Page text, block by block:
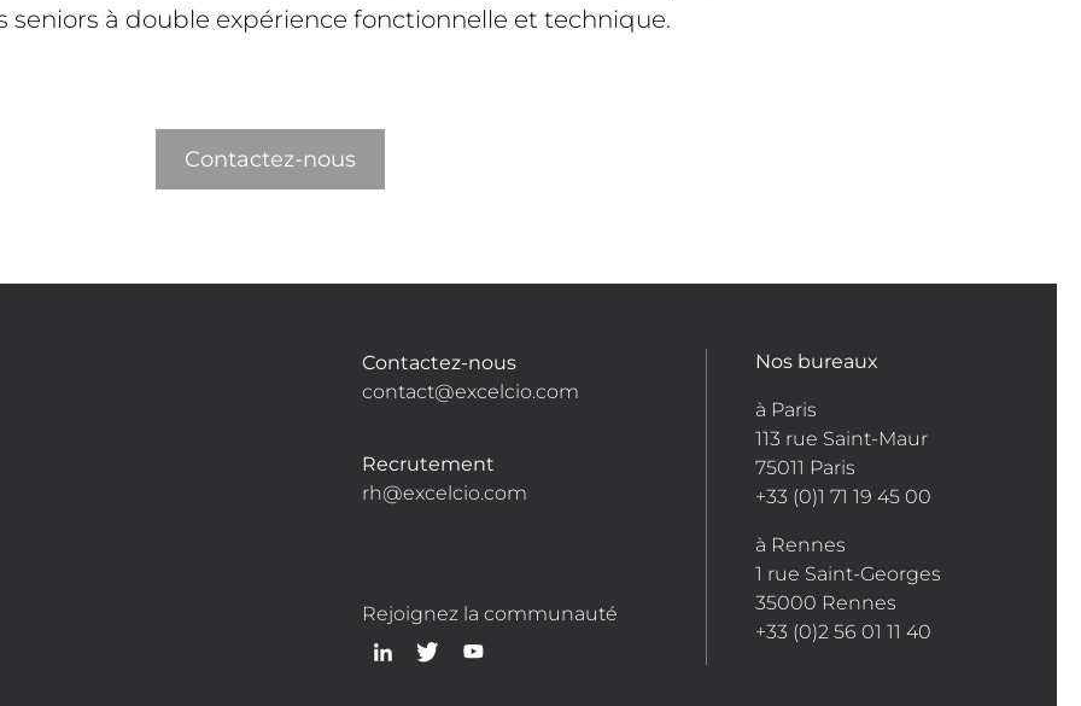
seniors à double expérience fonctionnelle et technique.
Contactez-nous
Contactez-nous
contact@excelcio.com
Recrutement
rh@excelcio.com
Rejoignez la communauté
Nos bureaux
à Paris
113 rue Saint-Maur
75011 Paris
+33 (0)1 71 19 45 00
à Rennes
1 rue Saint-Georges
35000 Rennes
+33 (0)2 56 01 11 40